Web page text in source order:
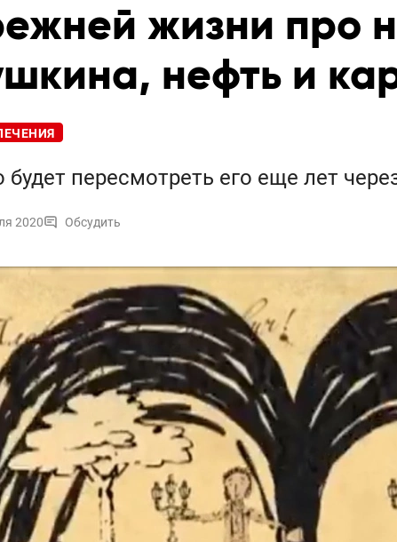
жизни про
нефть и
будет пересмотреть его еще лет
2020 Обсудить